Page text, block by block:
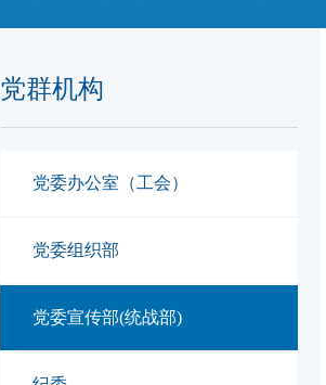
党群机构
党委办公室（工会）
党委组织部
党委宣传部(统战部)